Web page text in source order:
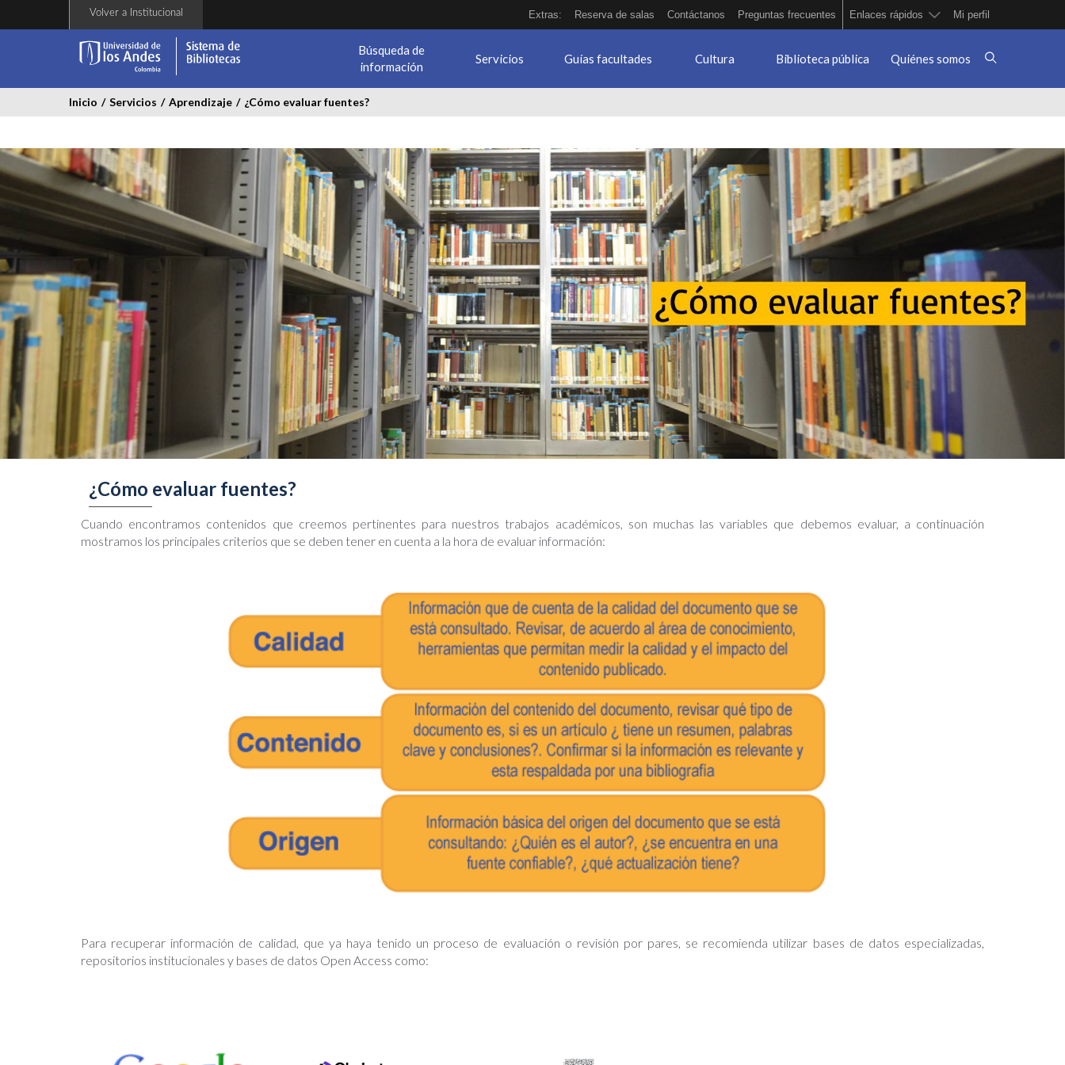
Volver a Institucional Extras: Reserva de salas Contáctanos Preguntas frecuentes Enlaces rápidos Mi perfil
Búsqueda de
información
Servicios Guías facultades Cultura Biblioteca pública Quiénes somos
Inicio / Servicios / Aprendizaje / ¿Cómo evaluar fuentes?
¿Cómo evaluar fuentes?
Cuando encontramos contenidos que creemos pertinentes para nuestros trabajos académicos, son muchas las variables que debemos evaluar, a continuación
mostramos los principales criterios que se deben tener en cuenta a la hora de evaluar información:
Para recuperar información de calidad, que ya haya tenido un proceso de evaluación o revisión por pares, se recomienda utilizar bases de datos especializadas,
repositorios institucionales y bases de datos Open Access como: